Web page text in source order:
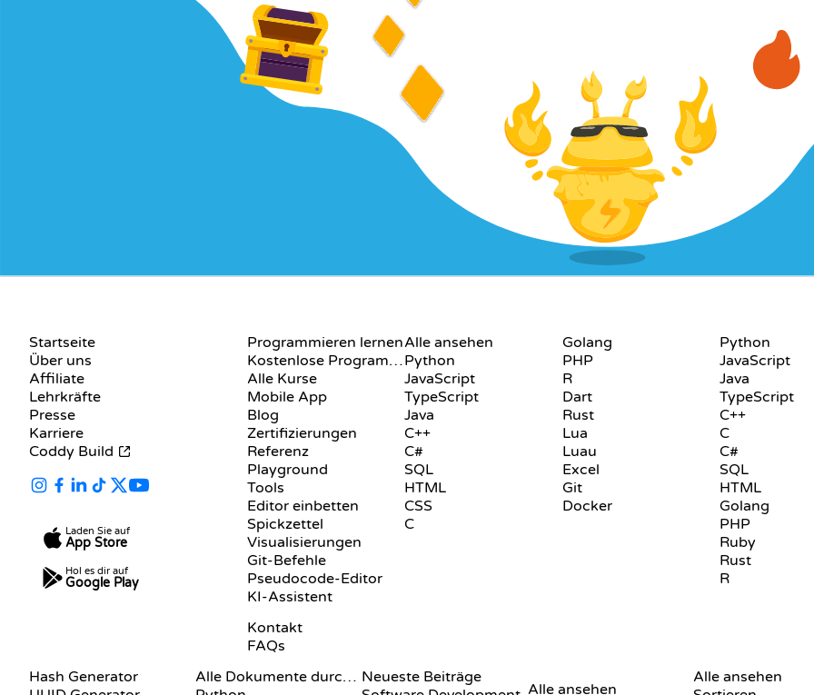
Startseite
Über uns
Affiliate
Lehrkräfte
Presse
Karriere
Coddy Build
Laden Sie auf
App Store
Hol es dir auf
Google Play
Programmieren lernen
Kostenlose Programmier-Websites
Alle Kurse
Mobile App
Blog
Zertifizierungen
Referenz
Playground
Tools
Editor einbetten
Spickzettel
Visualisierungen
Git-Befehle
Pseudocode-Editor
KI-Assistent
Kontakt
FAQs
Alle ansehen
Python
JavaScript
TypeScript
Java
C++
C#
SQL
HTML
CSS
C
Golang
PHP
R
Dart
Rust
Lua
Luau
Excel
Git
Docker
Python
JavaScript
Java
TypeScript
C++
C
C#
SQL
HTML
Golang
PHP
Ruby
Rust
R
Hash Generator
Alle Dokumente durchsuchen Neueste Beiträge
Alle ansehen
Alle ansehen